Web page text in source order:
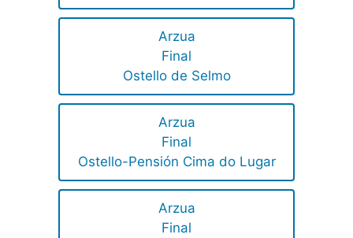
Arzua
Final
Ostello de Selmo
Arzua
Final
Ostello-Pensión Cima do Lugar
Arzua
Final